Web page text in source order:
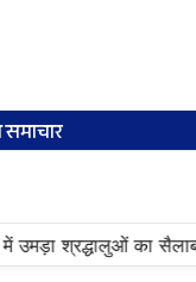
श्रद्धालुओं का सैलाब •